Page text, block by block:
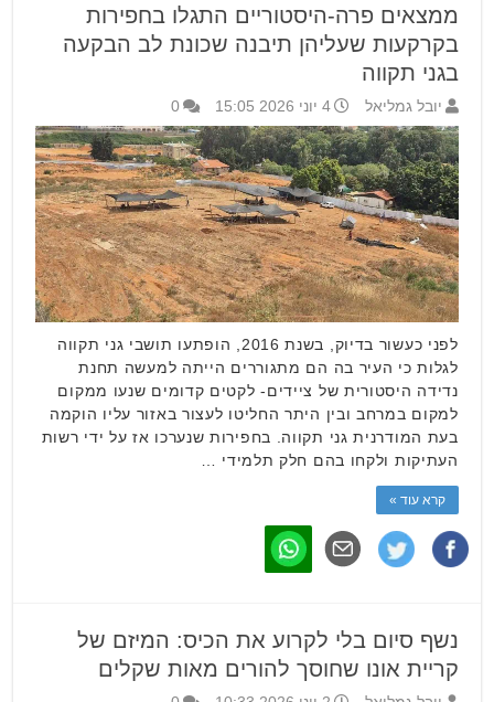
ממצאים פרה-היסטוריים התגלו בחפירות
בקרקעות שעליהן תיבנה שכונת לב הבקעה
בגני תקווה
יובל גמליאל 4 יוני 2026 15:05 0
לפני כעשור בדיוק, בשנת 2016, הופתעו תושבי גני תקווה
לגלות כי העיר בה הם מתגוררים הייתה למעשה תחנת
נדידה היסטורית של ציידים- לקטים קדומים שנעו ממקום
למקום במרחב ובין היתר החליטו לעצור באזור עליו הוקמה
בעת המודרנית גני תקווה. בחפירות שנערכו אז על ידי רשות
העתיקות ולקחו בהם חלק תלמידי …
קרא עוד »
נשף סיום בלי לקרוע את הכיס: המיזם של
קריית אונו שחוסך להורים מאות שקלים